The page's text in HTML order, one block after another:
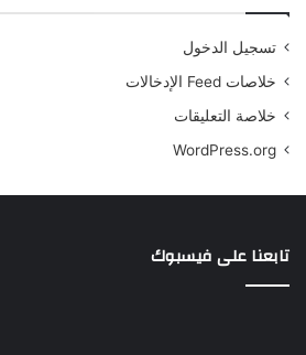
تسجيل الدخول
خلاصات Feed الإدخالات
خلاصة التعليقات
WordPress.org
تابعنا على فيسبوك